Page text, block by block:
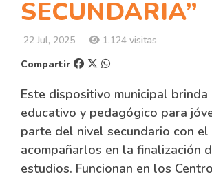
SECUNDARIA”
22 Jul, 2025
1.124 visitas
Compartir
Este dispositivo municipal brinda
educativo y pedagógico para
parte del nivel secundario con
acompañarlos en la finalización
estudios. Funcionan en los